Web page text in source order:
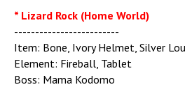
* Lizard Rock (Home World)
-------------------------
Item: Bone, Ivory Helmet, Silver
Element: Fireball, Tablet
Boss: Mama Kodomo